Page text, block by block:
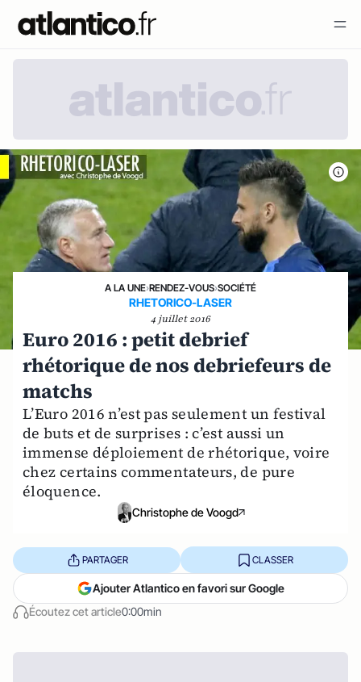
A LA UNE›RENDEZ-VOUS›SOCIÉTÉ
RHETORICO-LASER
4 juillet 2016
Euro 2016 : petit debrief
rhétorique de nos debriefeurs de
matchs
L’Euro 2016 n’est pas seulement un festival
de buts et de surprises : c’est aussi un
immense déploiement de rhétorique, voire
chez certains commentateurs, de pure
éloquence.
Christophe de Voogd
Écoutez cet article0:00min
PARTAGER CLASSER
Ajouter Atlantico en favori sur Google